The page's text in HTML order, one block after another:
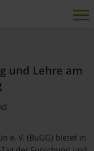
und Lehre am
e. V. (BuGG) bietet in